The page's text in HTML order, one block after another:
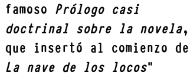
famoso Prólogo casi
doctrinal sobre la novela,
que insertó al comienzo de
La nave de los locos"